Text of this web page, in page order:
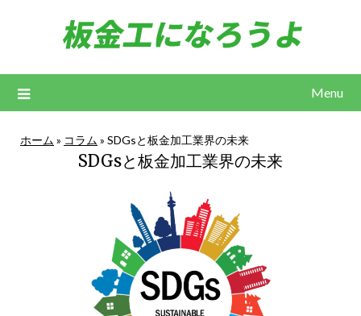
Menu
ホーム » コラム » SDGsと板金加工業界の未来
SDGsと板金加工業界の未来